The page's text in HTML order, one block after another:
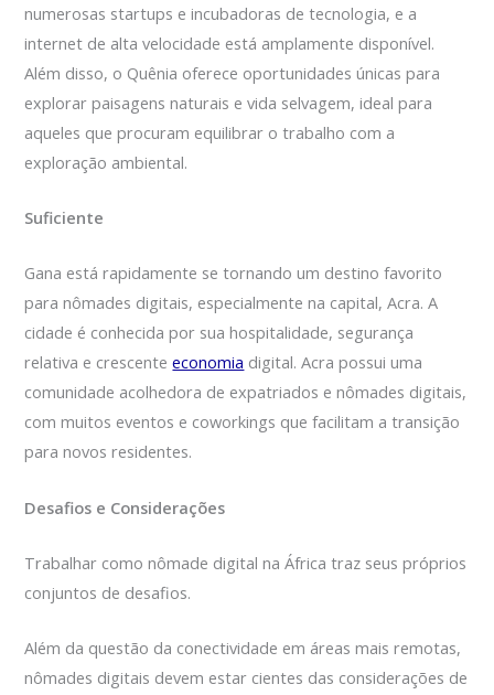
numerosas startups e incubadoras de tecnologia, e a
internet de alta velocidade está amplamente disponível.
Além disso, o Quênia oferece oportunidades únicas para
explorar paisagens naturais e vida selvagem, ideal para
aqueles que procuram equilibrar o trabalho com a
exploração ambiental.
Suficiente
Gana está rapidamente se tornando um destino favorito
para nômades digitais, especialmente na capital, Acra. A
cidade é conhecida por sua hospitalidade, segurança
relativa e crescenteeconomia digital. Acra possui uma
comunidade acolhedora de expatriados e nômades digitais,
com muitos eventos e coworkings que facilitam a transição
para novos residentes.
Desafios e Considerações
Trabalhar como nômade digital na África traz seus próprios
conjuntos de desafios.
Além da questão da conectividade em áreas mais remotas,
nômades digitais devem estar cientes das considerações de